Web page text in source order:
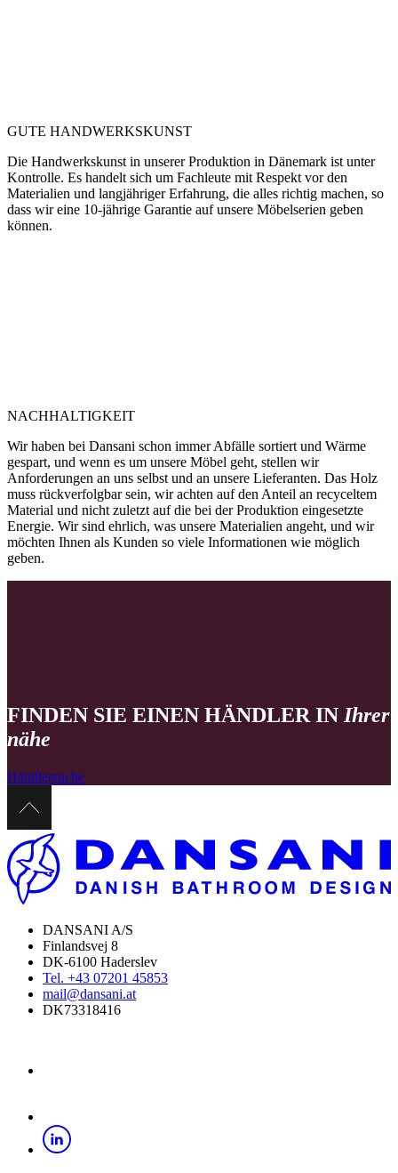
GUTE HANDWERKSKUNST
Die Handwerkskunst in unserer Produktion in Dänemark ist unter
Kontrolle. Es handelt sich um Fachleute mit Respekt vor den
NACHHALTIGKEIT
Wir haben bei Dansani schon immer Abfälle sortiert und Wärme
gespart, und wenn es um unsere Möbel geht, stellen wir
Anforderungen an uns selbst und an unsere Lieferanten. Das Holz
muss rückverfolgbar sein, wir achten auf den Anteil an recyceltem
Material und nicht zuletzt auf die bei der Produktion eingesetzte
Energie. Wir sind ehrlich, was unsere Materialien angeht, und wir
FINDEN SIE EINEN HÄNDLER IN
Händlersuche
DANSANI A/S
Finlandsvej 8
DK-6100 Haderslev